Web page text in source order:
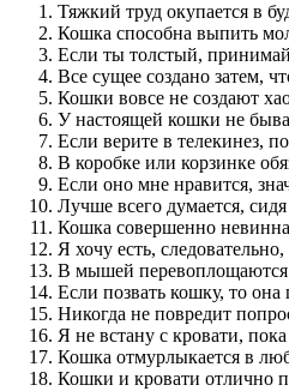
Тяжкий труд окупается в
Кошка способна выпить
Если ты толстый,
Все сущее создано затем,
Кошки вовсе не создают
У настоящей кошки не
Если верите в телекинез,
В коробке или корзинке
Если оно мне нравится,
Лучше всего думается,
Кошка совершенно
Я хочу есть,
В мышей
Если позвать кошку, то она
Никогда не повредит
Я не встану с кровати,
Кошка отмурлыкается в
Кошки и кровати отлично